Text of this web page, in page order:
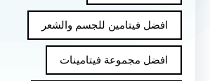
افضل فيتامين للجسم والشعر
افضل مجموعة فيتامينات